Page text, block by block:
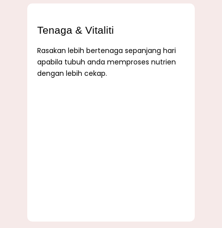
Tenaga & Vitaliti
Rasakan lebih bertenaga sepanjang hari
apabila tubuh anda memproses nutrien
dengan lebih cekap.